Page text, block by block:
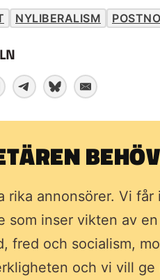
NYLIBERALISM
rika annonsörer. Vi
som inser vikten av
fred och socialism,
och vi vill